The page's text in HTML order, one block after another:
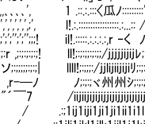
､､､､', 1 .::.:.:::〈瓜ﾉ
il!.:::::.:.:.:.:,r ‐く
､i;;:r ,;:;:;:;:;!
ソ;:;;;;;:;:;| llll!;:;;;:/jjlijiijiji
',ﾊ ,r-─ﾉ ﾉ;:;:;ヾ州州ｼ
""´￣7 /